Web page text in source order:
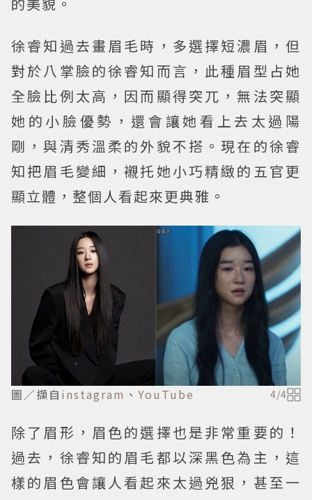
徐睿知過去畫眉毛時，多選擇短濃眉，但
對於八掌臉的徐睿知而言，此種眉型占她
全臉比例太高，因而顯得突兀，無法突顯
她的小臉優勢，還會讓她看上去太過陽
剛，與清秀溫柔的外貌不搭。現在的徐睿
知把眉毛變細，襯托她小巧精緻的五官更
顯立體，整個人看起來更典雅。
圖／擷自 instagram 、 YouTube 4/4
除了眉形，眉色的選擇也是非常重要的！
過去，徐睿知的眉毛都以深黑色為主，這
樣的眉色會讓人看起來太過兇狠，甚至一